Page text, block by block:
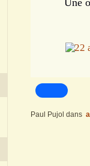
Une
Paul Pujol dans